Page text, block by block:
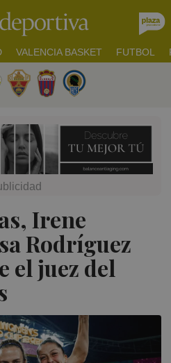
VALENCIA BASKET FUTBOL
Irene
Rodríguez
el juez del